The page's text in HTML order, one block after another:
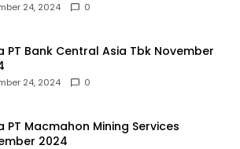
24, 2024 0
PT Bank Central Asia Tbk November
24, 2024 0
PT Macmahon Mining Services
2024